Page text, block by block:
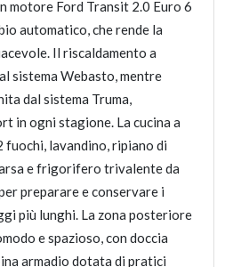
motore Ford Transit 2.0 Euro 6
automatico, che rende la
Il riscaldamento a
sistema Webasto, mentre
dal sistema Truma,
in ogni stagione. La cucina a
fuochi, lavandino, ripiano di
e frigorifero trivalente da
preparare e conservare i
più lunghi. La zona posteriore
e spazioso, con doccia
armadio dotata di pratici